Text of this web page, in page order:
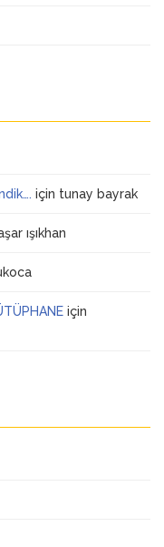
için tunay bayrak
ışıkhan
için